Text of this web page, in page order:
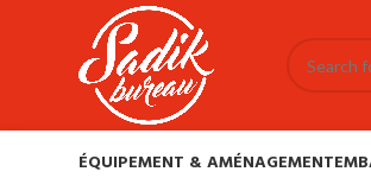
ÉQUIPEMENT & AMÉNAGEMENT